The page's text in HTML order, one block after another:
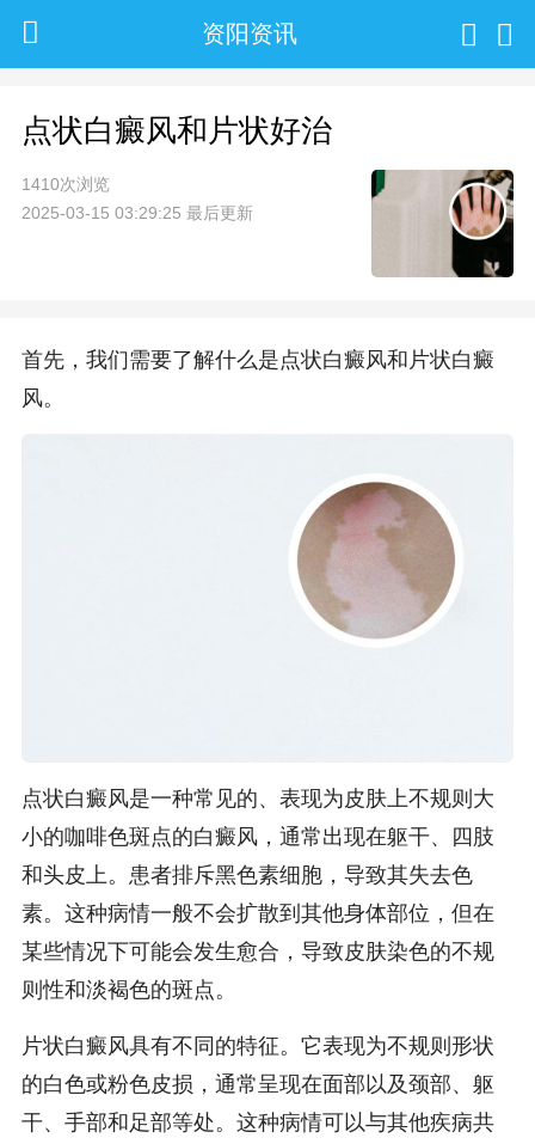
资阳资讯
点状白癜风和片状好治
1410次浏览
2025-03-15 03:29:25 最后更新
首先，我们需要了解什么是点状白癜风和片状白癜
风。
点状白癜风是一种常见的、表现为皮肤上不规则大
小的咖啡色斑点的白癜风，通常出现在躯干、四肢
和头皮上。患者排斥黑色素细胞，导致其失去色
素。这种病情一般不会扩散到其他身体部位，但在
某些情况下可能会发生愈合，导致皮肤染色的不规
则性和淡褐色的斑点。
片状白癜风具有不同的特征。它表现为不规则形状
的白色或粉色皮损，通常呈现在面部以及颈部、躯
干、手部和足部等处。这种病情可以与其他疾病共